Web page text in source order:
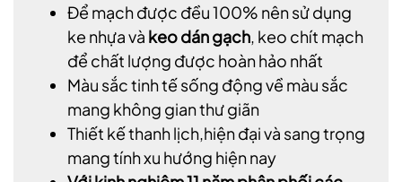
Để mạch được đều 100% nên sử dụng
ke nhựa và keo dán gạch, keo chít mạch
để chất lượng được hoàn hảo nhất
Màu sắc tinh tế sống động về màu sắc
mang không gian thư giãn
Thiết kế thanh lịch,hiện đại và sang trọng
mang tính xu hướng hiện nay